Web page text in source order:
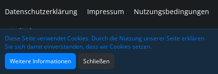
Datenschutzerklärung Impressum Nutzungsbedingungen
Mitglieder
Community-Software:WoltLab Suite™
Diese Seite verwendet Cookies. Durch die Nutzung unserer Seite erklären
Sie sich damit einverstanden, dass wir Cookies setzen.
Weitere Informationen
Schließen